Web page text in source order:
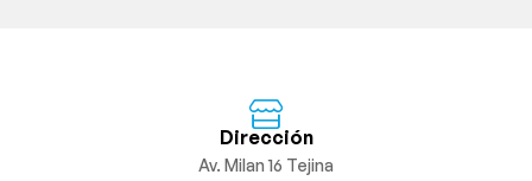
Dirección
Av. Milan 16 Tejina